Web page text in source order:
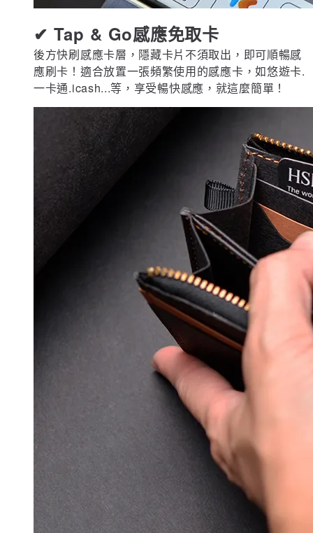
✔ Tap & Go感應免取卡
後方快刷感應卡層，隱藏卡片不須取出，即可順暢感
應刷卡！適合放置一張頻繁使用的感應卡，如悠遊卡.
一卡通.icash...等，享受暢快感應，就這麼簡單！